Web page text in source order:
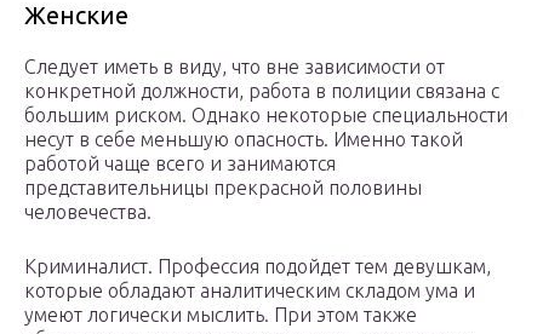
Женские
Следует иметь в виду, что вне зависимости от
конкретной должности, работа в полиции связана с
большим риском. Однако некоторые специальности
несут в себе меньшую опасность. Именно такой
работой чаще всего и занимаются
представительницы прекрасной половины
человечества.
Криминалист. Профессия подойдет тем девушкам,
которые обладают аналитическим складом ума и
умеют логически мыслить. При этом также